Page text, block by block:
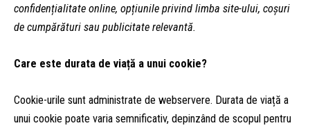
confidențialitate online, opțiunile privind limba site-ului, coșuri
de cumpărături sau publicitate relevantă.
Care este durata de viață a unui cookie?
Cookie-urile sunt administrate de webservere. Durata de viață a
unui cookie poate varia semnificativ, depinzând de scopul pentru